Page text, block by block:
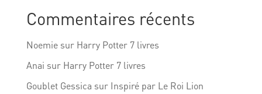
Commentaires récents
Noemiesur Harry Potter 7 livres
Anai sur Harry Potter 7 livres
Goublet Gessica sur Inspiré par Le Roi Lion